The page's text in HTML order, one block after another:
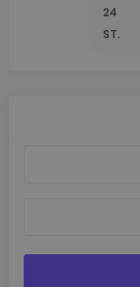
24
ST.